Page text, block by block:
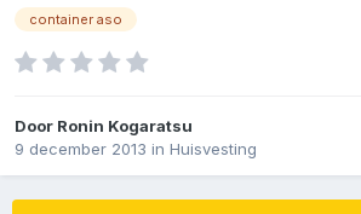
container aso
Door Ronin Kogaratsu
9 december 2013 in Huisvesting